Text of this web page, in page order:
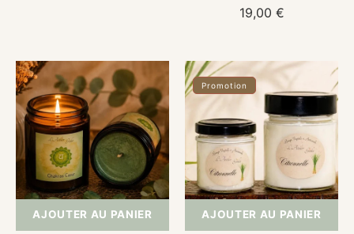
Prix
19,00 €
Bougie
parfumée
Chakras
Cœur
ANA
AJOUTER AU PANIER
Bougie
parfumée
Cire
de
soja
artisanale
AJOUTER AU PANIER
Promotion